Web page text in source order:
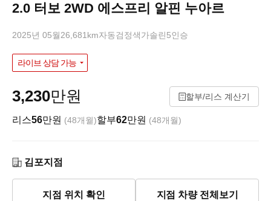
2.0 터보 2WD 에스프리 알핀 누아르
2025년 05월26,681km자동검정색가솔린5인승
라이브 상담 가능
3,230만원 할부/리스 계산기
리스56만원 (48개월)할부62만원 (48개월)
김포지점
지점 위치 확인 지점 차량 전체보기